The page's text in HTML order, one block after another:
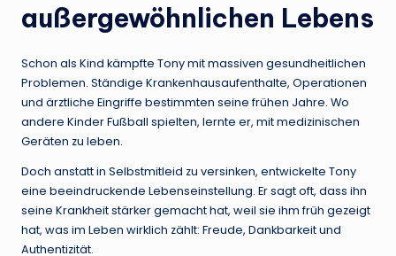
außergewöhnlichen Lebens
Schon als Kind kämpfte Tony mit massiven gesundheitlichen
Problemen. Ständige Krankenhausaufenthalte, Operationen
und ärztliche Eingriffe bestimmten seine frühen Jahre. Wo
andere Kinder Fußball spielten, lernte er, mit medizinischen
Geräten zu leben.
Doch anstatt in Selbstmitleid zu versinken, entwickelte Tony
eine beeindruckende Lebenseinstellung. Er sagt oft, dass ihn
seine Krankheit stärker gemacht hat, weil sie ihm früh gezeigt
hat, was im Leben wirklich zählt: Freude, Dankbarkeit und
Authentizität.